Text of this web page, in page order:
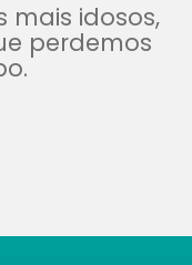
mais idosos,
perdemos